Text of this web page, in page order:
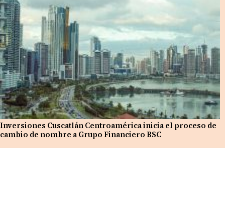
Inversiones Cuscatlán Centroamérica inicia el proceso de
cambio de nombre a Grupo Financiero BSC